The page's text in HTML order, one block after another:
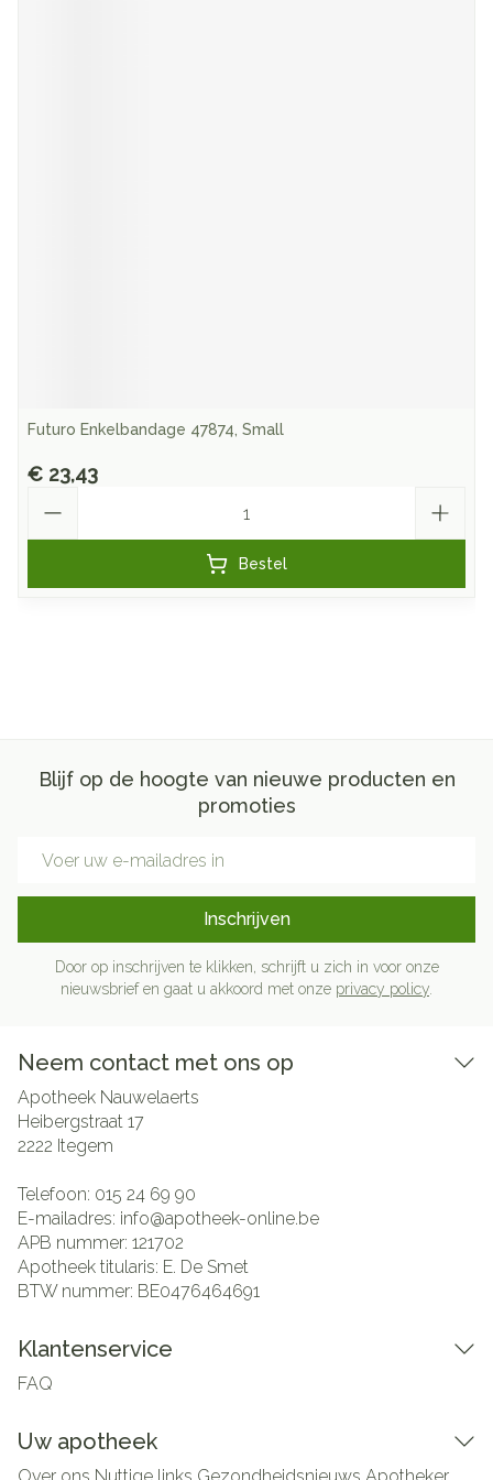
Futuro Enkelbandage 47874, Small
€ 23,43
Bestel
Blijf op de hoogte van nieuwe producten en
promoties
Inschrijven
Door op inschrijven te klikken, schrijft u zich in voor onze
nieuwsbrief en gaat u akkoord met onze privacy policy
Neem contact met ons op
Apotheek Nauwelaerts
Heibergstraat 17
2222 Itegem
Telefoon: 015 24 69 90
E-mailadres: info@apotheek-online.be
APB nummer: 121702
Apotheek titularis: E. De Smet
BTW nummer: BE0476464691
Klantenservice
FAQ
Uw apotheek